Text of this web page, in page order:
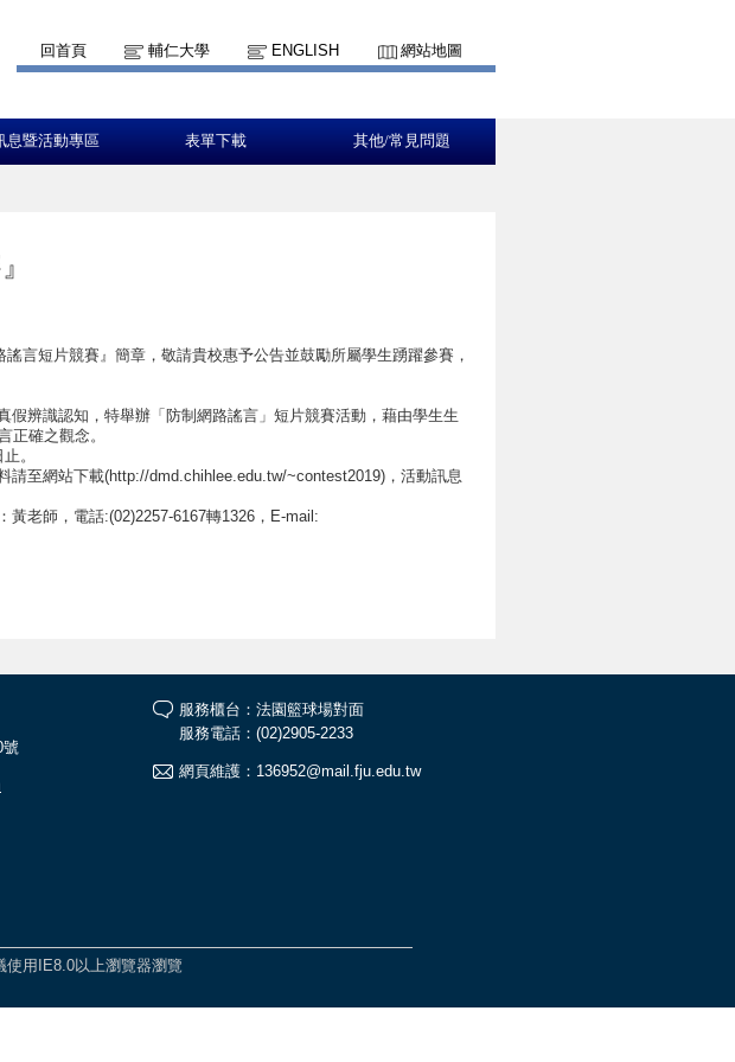
回首頁 輔仁大學 ENGLISH 網站地圖
息暨活動專區 表單下載 其他/常見問題
言短片競賽』簡章，敬請貴校惠予公告並鼓勵所屬學生踴躍參賽，
假辨識認知，特舉辦「防制網路謠言」短片競賽活動，藉由學生生
正確之觀念。
。
請至網站下載(http://dmd.chihlee.edu.tw/~contest2019)，活動訊息
老師，電話:(02)2257-6167轉1326，E-mail:
號
服務櫃台：法園籃球場對面
服務電話：(02)2905-2233
網頁維護：136952@mail.fju.edu.tw
用IE8.0以上瀏覽器瀏覽